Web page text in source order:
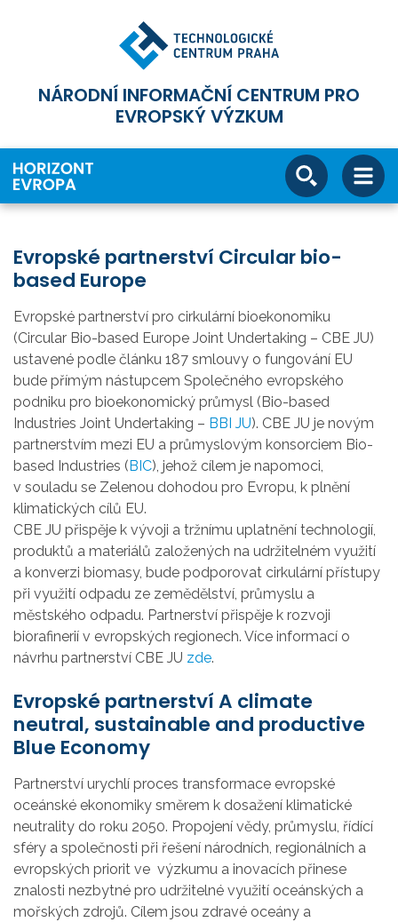
NÁRODNÍ INFORMAČNÍ CENTRUM PRO
EVROPSKÝ VÝZKUM
Evropské partnerství Circular bio-
based Europe
Evropské partnerství pro cirkulární bioekonomiku
(Circular Bio-based Europe Joint Undertaking – CBE JU)
ustavené podle článku 187 smlouvy o fungování EU
bude přímým nástupcem Společného evropského
podniku pro bioekonomický průmysl (Bio-based
Industries Joint Undertaking – BBI JU). CBE JU je novým
partnerstvím mezi EU a průmyslovým konsorciem Bio-
based Industries ( BIC), jehož cílem je napomoci,
v souladu se Zelenou dohodou pro Evropu, k plnění
klimatických cílů EU.
CBE JU přispěje k vývoji a tržnímu uplatnění technologií,
produktů a materiálů založených na udržitelném využití
a konverzi biomasy, bude podporovat cirkulární přístupy
při využití odpadu ze zemědělství, průmyslu a
městského odpadu. Partnerství přispěje k rozvoji
biorafinerií v evropských regionech. Více informací o
návrhu partnerství CBE JU zde.
Evropské partnerství A climate
neutral, sustainable and productive
Blue Economy
Partnerství urychlí proces transformace evropské
oceánské ekonomiky směrem k dosažení klimatické
neutrality do roku 2050. Propojení vědy, průmyslu, řídící
sféry a společnosti při řešení národních, regionálních a
evropských priorit ve výzkumu a inovacích přinese
znalosti nezbytné pro udržitelné využití oceánských a
mořských zdrojů. Cílem jsou zdravé oceány a